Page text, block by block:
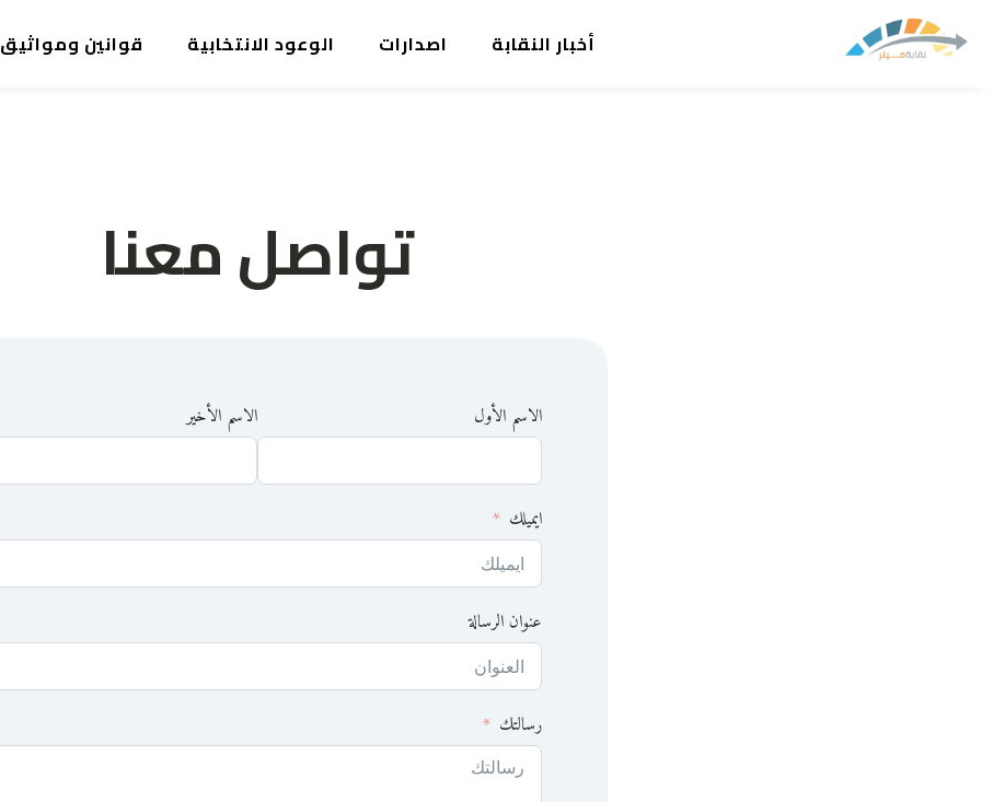
أخبار النقابة اصدارات الوعود الانتخابية قوانين ومواثيق
تواصل معنا
الاسم الأول الاسم الأخير
ايميلك
عنوان الرسالة
رسالتك